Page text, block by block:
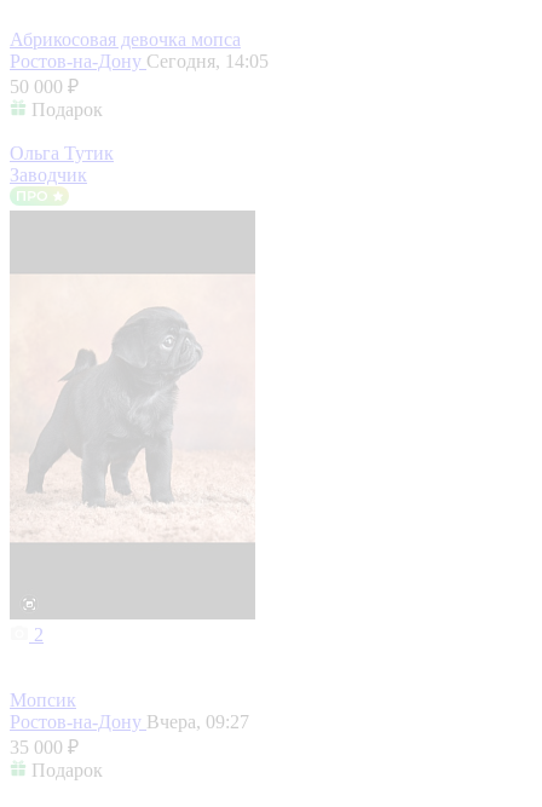
Абрикосовая девочка мопса
Ростов-на-Дону Сегодня, 14:05
50 000 ₽
Подарок
Ольга Тутик
Заводчик
2
Мопсик
Ростов-на-Дону Вчера, 09:27
35 000 ₽
Подарок